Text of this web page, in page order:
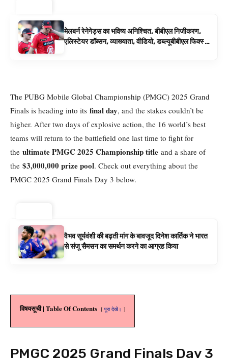
मेलबर्न रेनेगेड्स का भविष्य अनिश्चित, बीबीएल निजीकरण,
एलिस्टेयर डॉब्सन, व्याख्याता, वीडियो, डब्ल्यूबीबीएल फिक्स्चर
The PUBG Mobile Global Championship (PMGC) 2025 Grand
Finals is heading into its final day, and the stakes couldn’t be
higher. After two days of explosive action, the 16 world’s best
teams will return to the battlefield one last time to fight for
the ultimate PMGC 2025 Championship title and a share of
the $3,000,000 prize pool. Check out everything about the
PMGC 2025 Grand Finals Day 3 below.
वैभव सूर्यवंशी की बढ़ती मांग के बावजूद दिनेश कार्तिक ने भारत
से संजू सैमसन का समर्थन करने का आग्रह किया
विषयसूची | Table Of Contents पूरा देखें।
PMGC 2025 Grand Finals Day 3